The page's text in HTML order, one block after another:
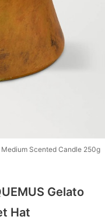
Scented Candle 250g
Gelato
Hat